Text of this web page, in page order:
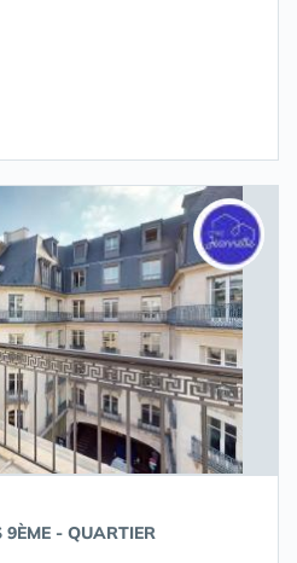
9ÈME - QUARTIER